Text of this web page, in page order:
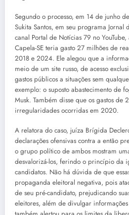
Segundo o processo, em 14 de junho
Sukita Santos, em seu programa
canal Portal de Notícias 79 no
Capela-SE teria gasto 27 milhões de
2018 e 2024. Ele alegou que a
meio de um site russo, de acesso
gastos públicos a situações sem
exemplo: o suposto abastecimento de
Musk. Também disse que os gastos
irregularidades ocorridas em 2020.
A relatora do caso, juíza Brígida
declarações ofensivas contra a então
o grupo político de ambos mostram
desvalorizá-los, ferindo o princípio da
candidatos. Não há dúvida de que
propaganda eleitoral negativa, pois
de seu pré-candidato, prejudicando
eleitores, além de divulgar